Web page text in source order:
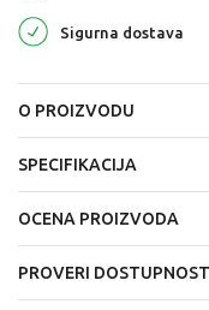
Sigurna dostava
O PROIZVODU
SPECIFIKACIJA
OCENA PROIZVODA
PROVERI